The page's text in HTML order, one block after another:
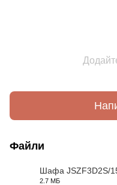
Файли
Шафа JSZF3D2S/
2.7 МБ